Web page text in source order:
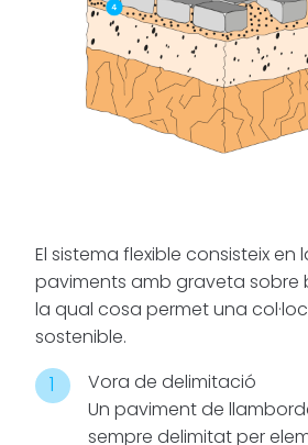
El sistema flexible consisteix en
paviments amb graveta sobre
la qual cosa permet una
sostenible.
Vora de delimitació
Un paviment de
sempre delimitat per